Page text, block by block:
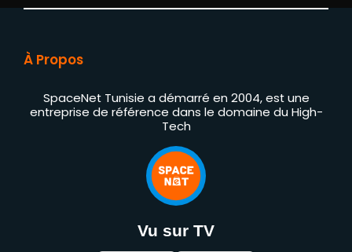
À Propos
SpaceNet Tunisie a démarré en 2004, est une
entreprise de référence dans le domaine du High-
Tech
Vu sur TV